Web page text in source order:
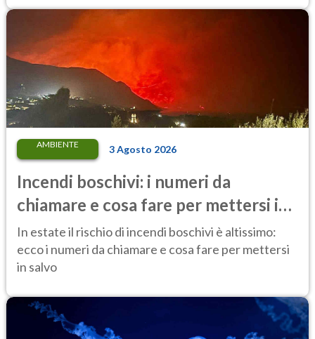
AMBIENTE 3 Agosto 2026
Incendi boschivi: i numeri da
chiamare e cosa fare per mettersi in
salvo
In estate il rischio di incendi boschivi è altissimo:
ecco i numeri da chiamare e cosa fare per mettersi
in salvo